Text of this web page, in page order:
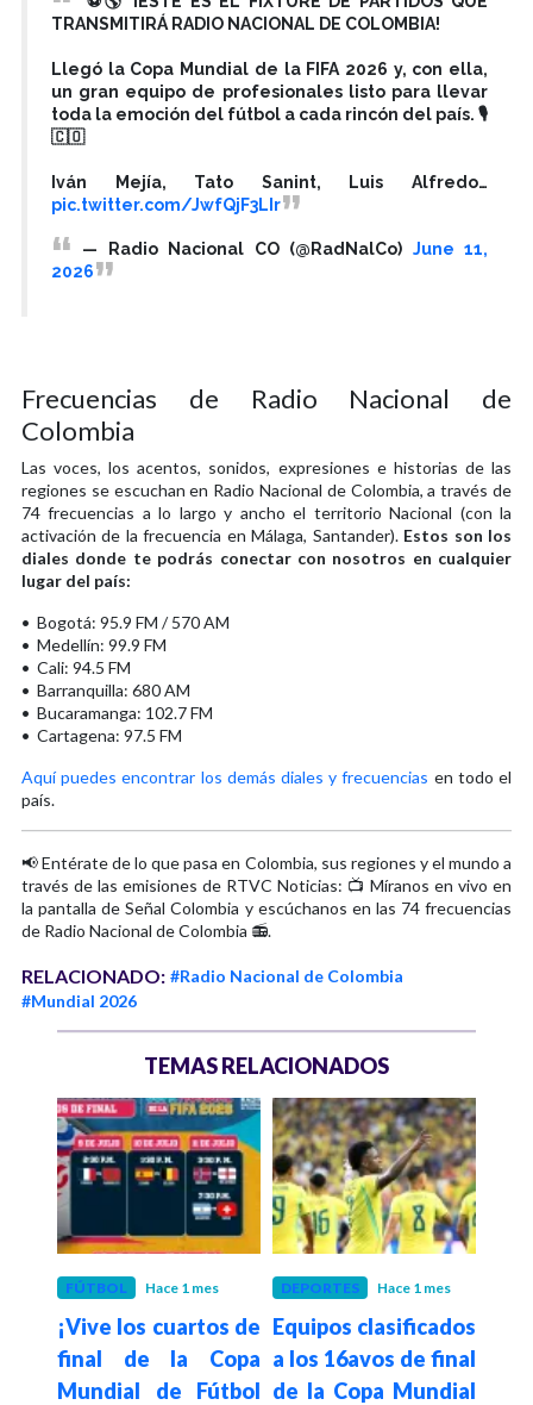
TRANSMITIRÁ RADIO NACIONAL DE COLOMBIA!
Llegó la Copa Mundial de la FIFA 2026 y, con ella,
un gran equipo de profesionales listo para llevar
toda la emoción del fútbol a cada rincón del país. 🎙️
🇨🇴
Iván Mejía, Tato Sanint, Luis Alfredo…
pic.twitter.com/JwfQjF3LIr
— Radio Nacional CO (@RadNalCo) June 11,
2026
Frecuencias de Radio Nacional de
Colombia
Las voces, los acentos, sonidos, expresiones e historias de las
regiones se escuchan en Radio Nacional de Colombia, a través de
74 frecuencias a lo largo y ancho el territorio Nacional (con la
activación de la frecuencia en Málaga, Santander). Estos son los
diales donde te podrás conectar con nosotros en cualquier
lugar del país:
• Bogotá: 95.9 FM / 570 AM
• Medellín: 99.9 FM
• Cali: 94.5 FM
• Barranquilla: 680 AM
• Bucaramanga: 102.7 FM
• Cartagena: 97.5 FM
Aquí puedes encontrar los demás diales y frecuencias en todo el
país.
📢 Entérate de lo que pasa en Colombia, sus regiones y el mundo a
través de las emisiones de RTVC Noticias: 📺 Míranos en vivo en
la pantalla de Señal Colombia y escúchanos en las 74 frecuencias
de Radio Nacional de Colombia 📻.
RELACIONADO: #Radio Nacional de Colombia
#Mundial 2026
TEMAS RELACIONADOS
FÚTBOL Hace 1 mes
¡Vive los cuartos de
final de la Copa
Mundial de Fútbol
DEPORTES Hace 1 mes
Equipos clasificados
a los 16avos de final
de la Copa Mundial